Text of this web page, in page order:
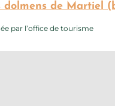
dolmens de Martiel
par l’office de tourisme
– Villefranche-de-